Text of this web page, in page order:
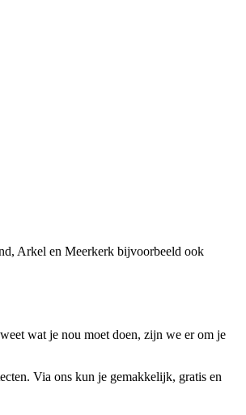
Arkel en Meerkerk bijvoorbeeld ook
wat je nou moet doen, zijn we er om je
Via ons kun je gemakkelijk, gratis en